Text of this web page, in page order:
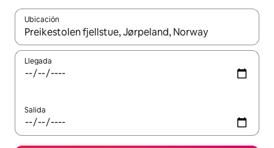
Ubicación
Cuando los resultados estén disponibles, podrás navegar
Llegada
Salida